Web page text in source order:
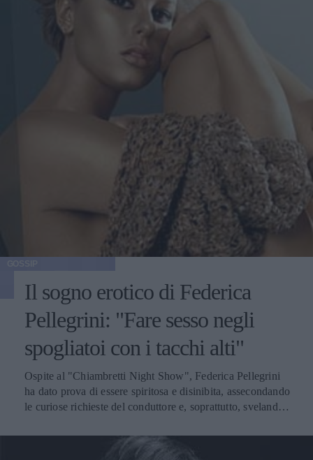
sostituzione con Rosie, che a quanto dice fa fatica a
mandare giù. Ecco che cosa ha affermato la splendida
quando guarderò Rosie baciare il mio Shia, e indossare i
presunto flirt tra la Fox e l'attore californiano, ma oggi il
conquistato dal marito Brian, del quale dice meraviglie.
Sposarmi è stata la cosa migliore che io abbia mai fatto.
Ho sposato il mio migliore amico. Sono fortunata a stare
con lui ogni giorno e lui mi protegge. Sebbene sia difficile
immaginare la Fox nei panni della matrigna perfetta, è
proprio così che la dipinge il suo consorte nonché padre di
un bimbo di otto anni. Le buone premesse ci sono tutte,
ma ci chiediamo cosa abbia provato Green ascoltando la
moglie decantare le lodi di un altro uomo.
Il sogno erotico di Federica
Pellegrini: "Fare sesso negli
spogliatoi con i tacchi alti"
Ospite al "Chiambretti Night Show", Federica Pellegrini
ha dato prova di essere spiritosa e disinibita, assecondando
le curiose richieste del conduttore e, soprattutto, svelando i
Chiambretti ha scherzato non poco con la splendida
campionessa di nuoto, chiedendole anche di interpretare la